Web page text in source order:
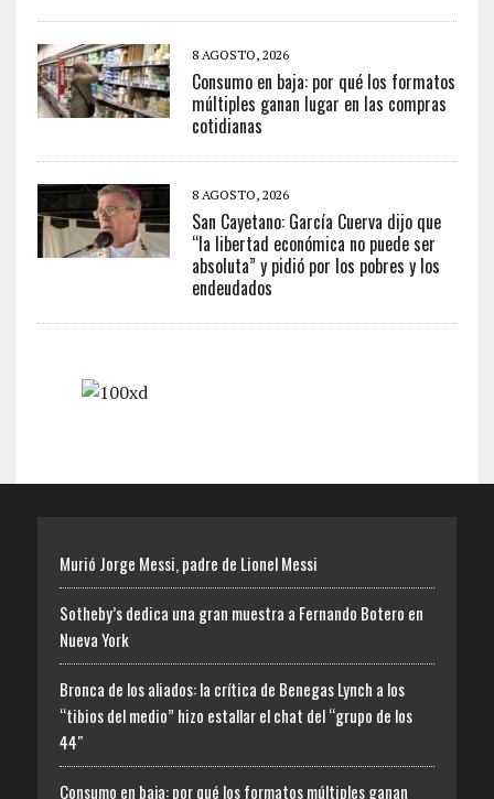
8 AGOSTO, 2026
Consumo en baja: por qué los formatos
múltiples ganan lugar en las compras
cotidianas
8 AGOSTO, 2026
San Cayetano: García Cuerva dijo que
“la libertad económica no puede ser
absoluta” y pidió por los pobres y los
endeudados
Murió Jorge Messi, padre de Lionel Messi
Sotheby’s dedica una gran muestra a Fernando Botero en
Nueva York
Bronca de los aliados: la crítica de Benegas Lynch a los
“tibios del medio” hizo estallar el chat del “grupo de los
44″
Consumo en baja: por qué los formatos múltiples ganan